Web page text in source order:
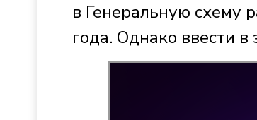
в Генеральную схему
года. Однако ввести